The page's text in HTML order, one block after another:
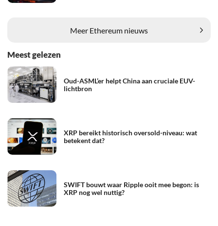
Meer Ethereum nieuws
Meest gelezen
Oud-ASML’er helpt China aan cruciale EUV-
lichtbron
XRP bereikt historisch oversold-niveau: wat
betekent dat?
SWIFT bouwt waar Ripple ooit mee begon: is
XRP nog wel nuttig?